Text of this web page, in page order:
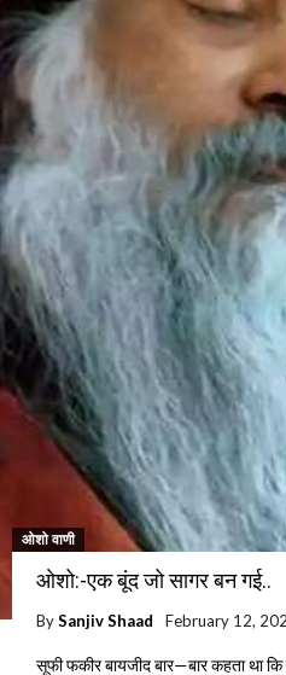
ओशो वाणी
ओशो:-एक बूंद जो सागर बन गई..
BySanjiv Shaad February 12,
सूफी फकीर बायजीद बार—बार कहता था